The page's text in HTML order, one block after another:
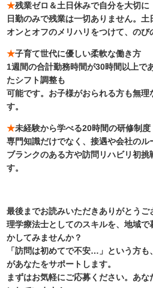
★残業ゼロ＆土日休みで自分を大切に
日勤のみで残業は一切ありません。土
オンとオフのメリハリをつけて、のび
★子育て世代に優しい柔軟な働き方
1週間の合計勤務時間が30時間以上で
たシフト調整も
可能です。お子様がおられる方も無理
す。
★未経験から学べる20時間の研修制度
専門知識だけでなく、接遇や会社のル
ブランクのある方や訪問リハビリ初挑
す。
最後までお読みいただきありがとうご
理学療法士としてのスキルを、地域
かしてみませんか？
「訪問は初めてで不安…」という方
があなたをサポートします。
まずはお気軽にご応募ください。あ